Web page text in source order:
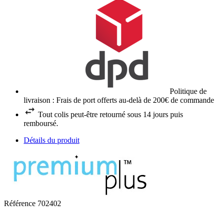
Politique de
livraison : Frais de port offerts au-delà de 200€ de commande
Tout colis peut-être retourné sous 14 jours puis
remboursé.
Détails du produit
Référence 702402